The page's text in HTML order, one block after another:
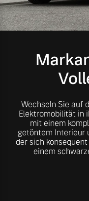
Mild-Hybrid
Volvo
Aktuelle
Zubehörkatalog
Service by
Kontakt und
Unsere News
Wechseln Sie auf
Elektromobilität in
mit einem
getöntem Interieur
der sich
einem